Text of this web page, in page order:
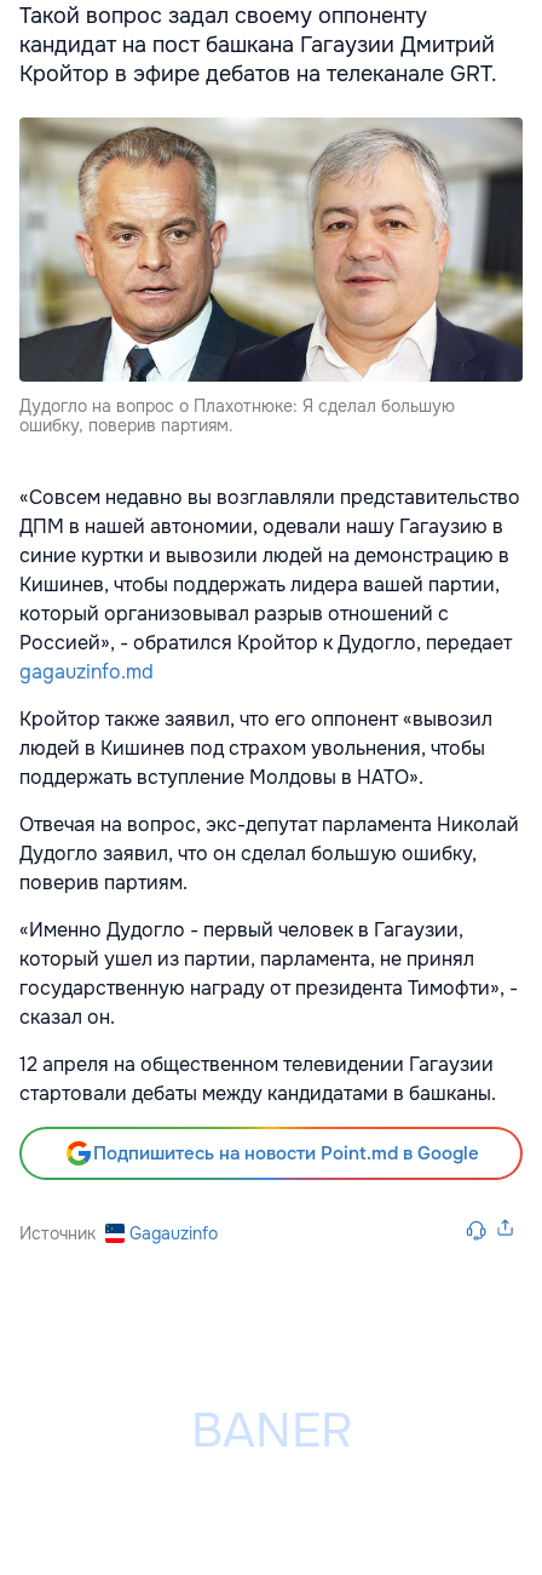
Такой вопрос задал своему оппоненту
кандидат на пост башкана Гагаузии Дмитрий
Кройтор в эфире дебатов на телеканале GRT.
Дудогло на вопрос о Плахотнюке: Я сделал большую
ошибку, поверив партиям.
«Совсем недавно вы возглавляли представительство
ДПМ в нашей автономии, одевали нашу Гагаузию в
синие куртки и вывозили людей на демонстрацию в
Кишинев, чтобы поддержать лидера вашей партии,
который организовывал разрыв отношений с
Россией», - обратился Кройтор к Дудогло, передает
gagauzinfo.md
Кройтор также заявил, что его оппонент «вывозил
людей в Кишинев под страхом увольнения, чтобы
поддержать вступление Молдовы в НАТО».
Отвечая на вопрос, экс-депутат парламента Николай
Дудогло заявил, что он сделал большую ошибку,
поверив партиям.
«Именно Дудогло - первый человек в Гагаузии,
который ушел из партии, парламента, не принял
государственную награду от президента Тимофти», -
сказал он.
12 апреля на общественном телевидении Гагаузии
стартовали дебаты между кандидатами в башканы.
Подпишитесь на новости Point.md в Google
Источник Gagauzinfo